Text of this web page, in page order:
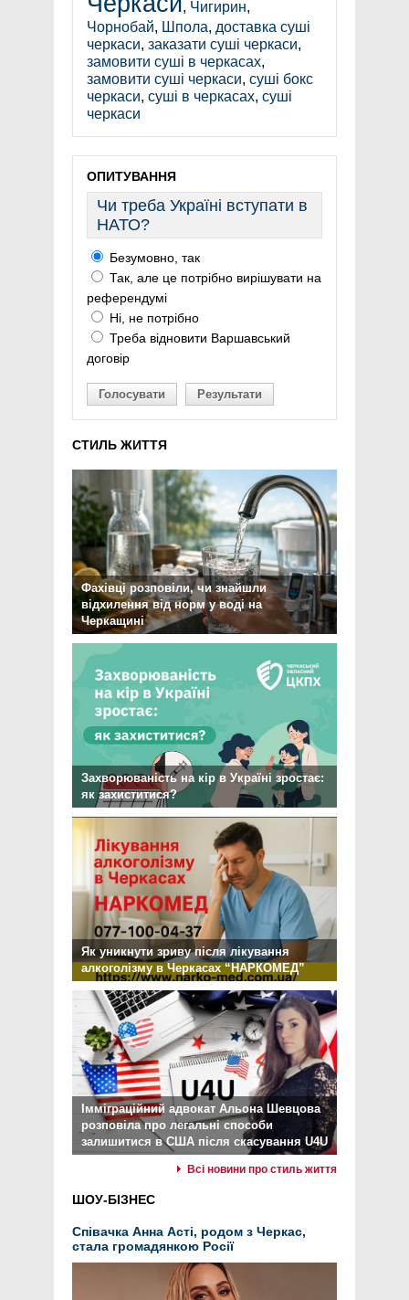
, Чигирин,
Чорнобай, Шпола, доставка суші
черкаси, заказати суші черкаси,
замовити суші в черкасах,
замовити суші черкаси, суші бокс
черкаси, суші в черкасах, суші
черкаси
ОПИТУВАННЯ
Чи треба Україні вступати в
НАТО?
Безумовно, так
Так, але це потрібно вирішувати на
референдумі
Ні, не потрібно
Треба відновити Варшавський
договір
Голосувати Результати
СТИЛЬ ЖИТТЯ
Фахівці розповіли, чи знайшли
відхилення від норм у воді на
Черкащині
Захворюваність на кір в Україні зростає:
як захиститися?
Як уникнути зриву після лікування
алкоголізму в Черкасах “НАРКОМЕД”
Імміграційний адвокат Альона Шевцова
розповіла про легальні способи
залишитися в США після скасування U4U
Всі новини про стиль життя
ШОУ-БІЗНЕС
Співачка Анна Асті, родом з Черкас,
стала громадянкою Росії